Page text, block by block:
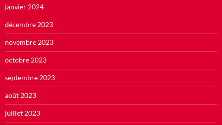
janvier 2024
décembre 2023
novembre 2023
octobre 2023
septembre 2023
août 2023
juillet 2023